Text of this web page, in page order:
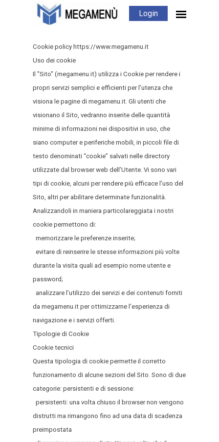
Login
Cookie policy https://www.megamenu.it
Uso dei cookie
Il "Sito" (megamenu.it) utilizza i Cookie per rendere i
propri servizi semplici e efficienti per l’utenza che
visiona le pagine di megamenu.it. Gli utenti che
visionano il Sito, vedranno inserite delle quantità
minime di informazioni nei dispositivi in uso, che
siano computer e periferiche mobili, in piccoli file di
testo denominati “cookie” salvati nelle directory
utilizzate dal browser web dell’Utente. Vi sono vari
tipi di cookie, alcuni per rendere più efficace l’uso del
Sito, altri per abilitare determinate funzionalità.
Analizzandoli in maniera particolareggiata i nostri
cookie permettono di:
memorizzare le preferenze inserite;
evitare di reinserire le stesse informazioni più volte
durante la visita quali ad esempio nome utente e
password;
analizzare l’utilizzo dei servizi e dei contenuti forniti
da megamenu.it per ottimizzarne l’esperienza di
navigazione e i servizi offerti.
Tipologie di Cookie
Cookie tecnici
Questa tipologia di cookie permette il corretto
funzionamento di alcune sezioni del Sito. Sono di due
categorie: persistenti e di sessione:
persistenti: una volta chiuso il browser non vengono
distrutti ma rimangono fino ad una data di scadenza
preimpostata